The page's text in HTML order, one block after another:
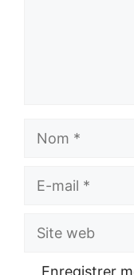
Site
Enregistrer